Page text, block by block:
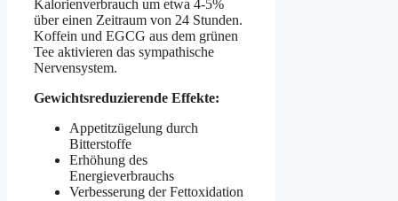
Kalorienverbrauch um etwa 4-5%
über einen Zeitraum von 24 Stunden.
Koffein und EGCG aus dem grünen
Tee aktivieren das sympathische
Nervensystem.
Gewichtsreduzierende Effekte:
Appetitzügelung durch
Bitterstoffe
Erhöhung des
Energieverbrauchs
Verbesserung der Fettoxidation